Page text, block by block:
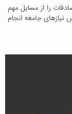
را از مسایل مهم
نیازهای جامعه انجام